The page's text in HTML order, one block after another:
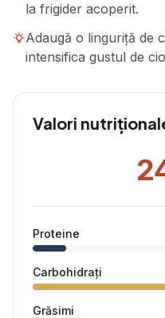
la frigider acoperit.
Adaugă o linguriță de
intensifica gustul de
Valori
Proteine
Carbohidrați
Grăsimi